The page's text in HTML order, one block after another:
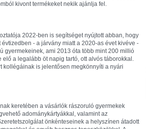
kivont termékeket nekik ajánlja fel.
2022-ben is segítséget nyújtott abban, hogy
- a járvány miatt a 2020-as évet kivéve -
gyermekeinek, ami 2013 óta több mint 200 millió
a legalább öt napig tartó, ott alvós táborokkal.
kollégáinak is jelentősen megkönnyíti a nyári
keretében a vásárlók rászoruló gyermekek
adománykártyákkal, valamint az
önkénteseinek a helyszínen átadott